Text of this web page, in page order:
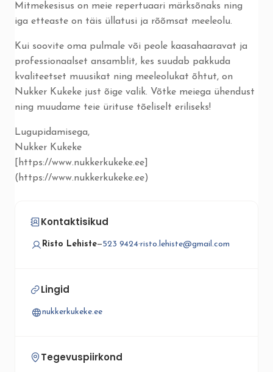
Mitmekesisus on meie repertuaari märksõnaks ning
iga etteaste on täis üllatusi ja rõõmsat meeleolu.
Kui soovite oma pulmale või peole kaasahaaravat ja
professionaalset ansamblit, kes suudab pakkuda
kvaliteetset muusikat ning meeleolukat õhtut, on
Nukker Kukeke just õige valik. Võtke meiega ühendust
ning muudame teie ürituse tõeliselt eriliseks!
Lugupidamisega,
Nukker Kukeke
[https://www.nukkerkukeke.ee]
(https://www.nukkerkukeke.ee)
Kontaktisikud
Risto Lehiste—523 9424·risto.lehiste@gmail.com
Lingid
nukkerkukeke.ee
Tegevuspiirkond